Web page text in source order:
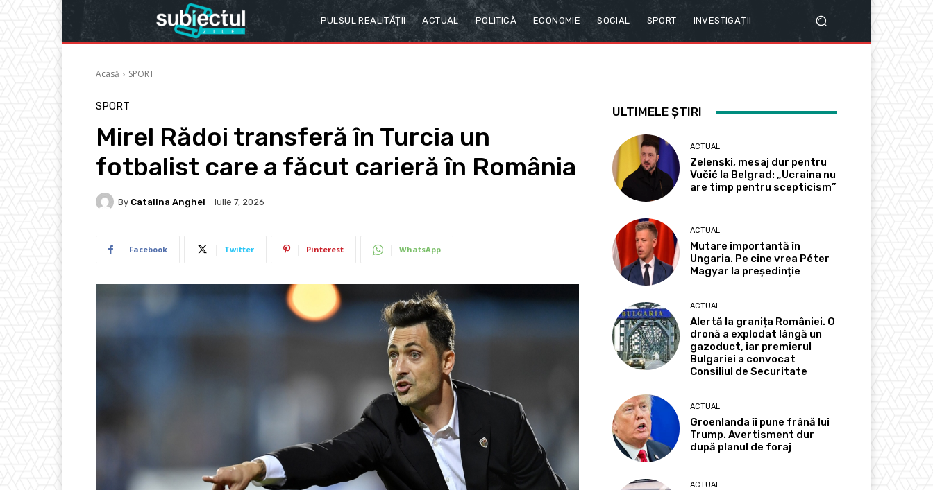
PULSUL REALITĂȚII ACTUAL POLITICĂ ECONOMIE SOCIAL SPORT INVESTIGAȚII
Acasă SPORT
SPORT
Mirel Rădoi transferă în Turcia un
fotbalist care a făcut carieră în România
By Catalina Anghel Iulie 7, 2026
Facebook Twitter Pinterest WhatsApp
ULTIMELE ȘTIRI
ACTUAL
Zelenski, mesaj dur pentru
Vučić la Belgrad: „Ucraina nu
are timp pentru scepticism”
ACTUAL
Mutare importantă în
Ungaria. Pe cine vrea Péter
Magyar la președinție
ACTUAL
Alertă la granița României. O
dronă a explodat lângă un
gazoduct, iar premierul
Bulgariei a convocat
Consiliul de Securitate
ACTUAL
Groenlanda îi pune frână lui
Trump. Avertisment dur
după planul de foraj
ACTUAL